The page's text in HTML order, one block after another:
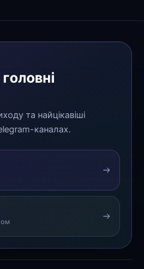
та найцікавіші
каналах.